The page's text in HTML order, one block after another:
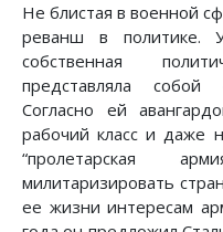
Не блистая в военной
реванш в политике.
собственная
представляла
Согласно ей
рабочий класс и даже
“пролетарская
милитаризировать
ее жизни интересам